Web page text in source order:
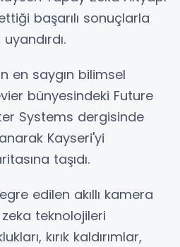
başarılı sonuçlarla
en saygın bilimsel
bünyesindeki Future
Systems dergisinde
Kayseri'yi
taşıdı.
edilen akıllı kamera
teknolojileri
kırık kaldırımlar,